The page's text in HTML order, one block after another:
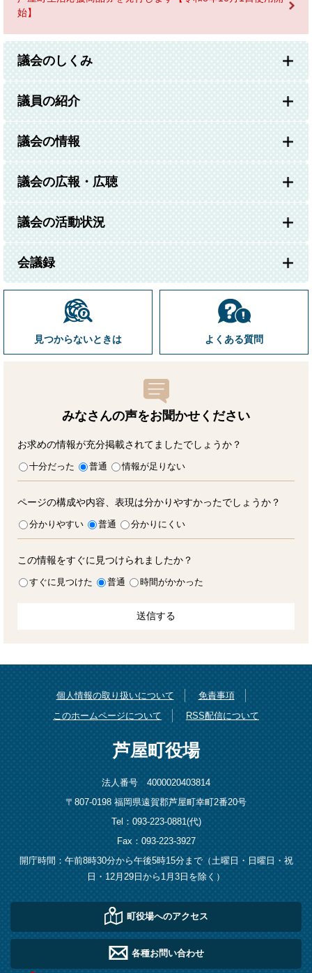
始】
議会のしくみ
議員の紹介
議会の情報
議会の広報・広聴
議会の活動状況
会議録
見つからないときは よくある質問
みなさんの声をお聞かせ ください
お求めの情報が充分掲載されてましたでしょうか？
十分だった 普通 情報が足りない
ページの構成や内容、表現は分かりやすかったでしょうか？
分かりやすい 普通 分かりにくい
この情報をすぐに見つけられましたか？
すぐに見つけた 普通 時間がかかった
個人情報の取り扱いについて
免責事項
このホームページについて
RSS配信について
芦屋町役場
法人番号 4000020403814
〒807-0198 福岡県遠賀郡芦屋町幸町2番20号
Tel：093-223-0881(代)
Fax：093-223-3927
開庁時間：午前8時30分から午後5時15分まで（土曜日・日曜日・祝
日・12月29日から1月3日を除く）
町役場へのアクセス
各種お問い合わせ